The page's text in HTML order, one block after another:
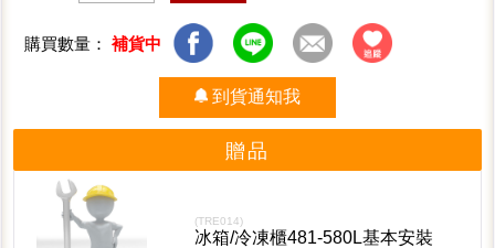
購買數量： 補貨中
到貨通知我
贈品
(TRE014)
冰箱/冷凍櫃481-580L基本安裝